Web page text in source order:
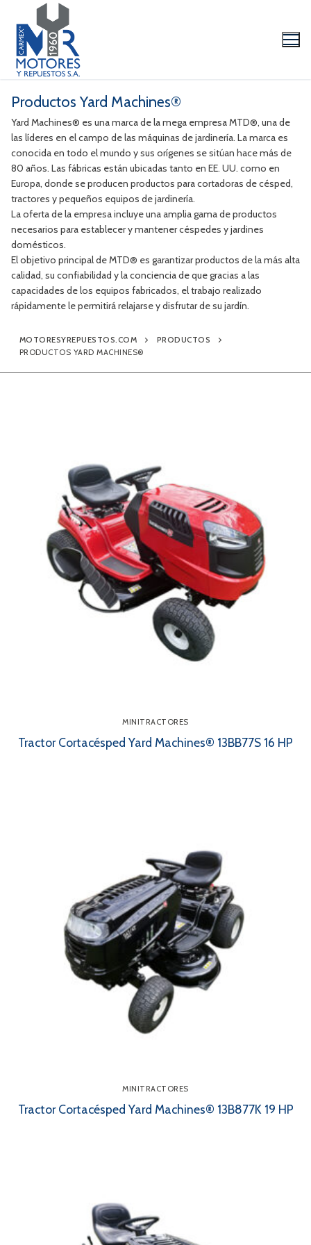
contenido
La Empresa
Productos
Videos/Catálogo
Servicio Técnico
Contacto
de
Productos Yard Machines®
Yard Machines® es una marca de la mega empresa MTD®, una de
las líderes en el campo de las máquinas de jardinería. La marca es
conocida en todo el mundo y sus orígenes se sitúan hace más de
80 años. Las fábricas están ubicadas tanto en EE. UU. como en
Europa, donde se producen productos para cortadoras de césped,
tractores y pequeños equipos de jardinería.
La oferta de la empresa incluye una amplia gama de productos
necesarios para establecer y mantener céspedes y jardines
domésticos.
El objetivo principal de MTD® es garantizar productos de la más alta
calidad, su confiabilidad y la conciencia de que gracias a las
capacidades de los equipos fabricados, el trabajo realizado
rápidamente le permitirá relajarse y disfrutar de su jardín.
MOTORESYREPUESTOS.COM
PRODUCTOS
PRODUCTOS YARD MACHINES®
MINITRACTORES
Tractor Cortacésped Yard Machines® 13BB77S 16 HP
MINITRACTORES
Tractor Cortacésped Yard Machines® 13B877K 19 HP